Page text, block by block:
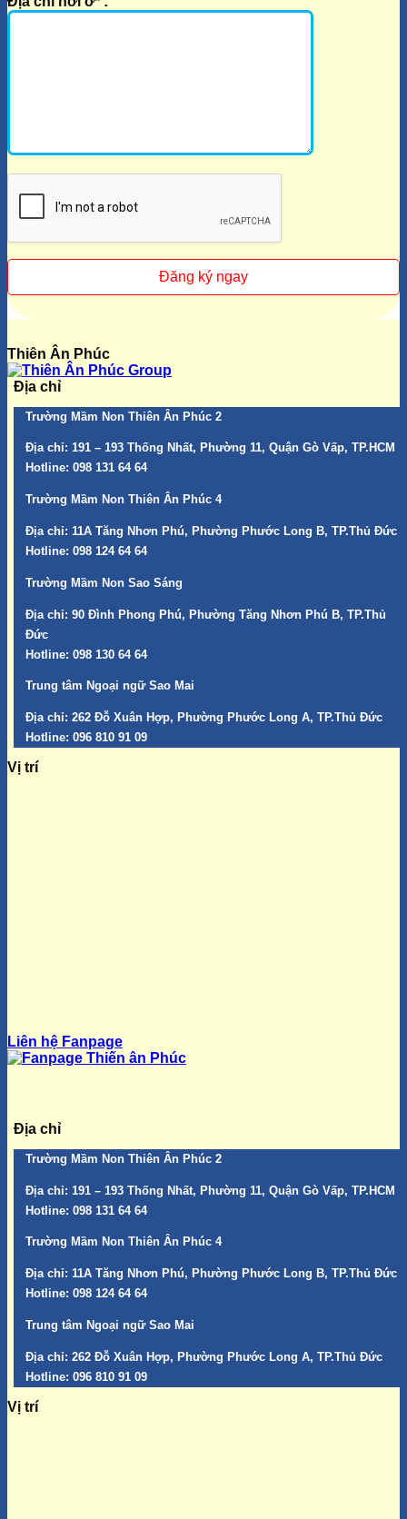
Thiên Ân Phúc
Địa chỉ
Trường Mầm Non Thiên Ân Phúc 2
Địa chỉ: 191 – 193 Thống Nhất, Phường 11, Quận Gò Vấp, TP.HCM
Hotline: 098 131 64 64
Trường Mầm Non Thiên Ân Phúc 4
Địa chỉ: 11A Tăng Nhơn Phú, Phường Phước Long B, TP.Thủ Đức
Hotline: 098 124 64 64
Trường Mầm Non Sao Sáng
Địa chỉ: 90 Đình Phong Phú, Phường Tăng Nhơn Phú B, TP.Thủ
Đức
Hotline: 098 130 64 64
Trung tâm Ngoại ngữ Sao Mai
Địa chỉ: 262 Đỗ Xuân Hợp, Phường Phước Long A, TP.Thủ Đức
Hotline: 096 810 91 09
Vị trí
Liên hệ Fanpage
Địa chỉ
Trường Mầm Non Thiên Ân Phúc 2
Địa chỉ: 191 – 193 Thống Nhất, Phường 11, Quận Gò Vấp, TP.HCM
Hotline: 098 131 64 64
Trường Mầm Non Thiên Ân Phúc 4
Địa chỉ: 11A Tăng Nhơn Phú, Phường Phước Long B, TP.Thủ Đức
Hotline: 098 124 64 64
Trung tâm Ngoại ngữ Sao Mai
Địa chỉ: 262 Đỗ Xuân Hợp, Phường Phước Long A, TP.Thủ Đức
Hotline: 096 810 91 09
Vị trí